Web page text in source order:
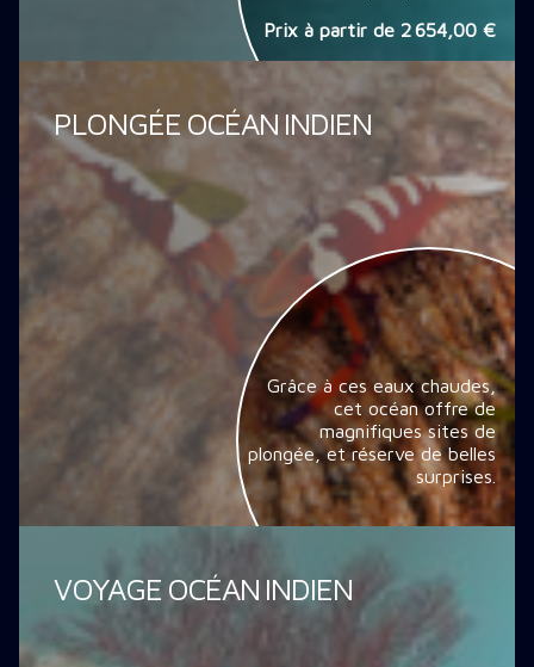
Prix à partir de 2 654,00 €
PLONGÉE OCÉAN INDIEN
Grâce à ces eaux chaudes,
cet océan offre de
magnifiques sites de
plongée, et réserve de belles
surprises.
VOYAGE OCÉAN INDIEN